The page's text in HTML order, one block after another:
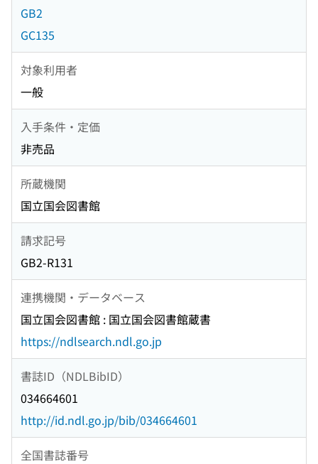
GB2
GC135
対象利用者
一般
入手条件・定価
非売品
所蔵機関
国立国会図書館
請求記号
GB2-R131
連携機関・データベース
国立国会図書館 : 国立国会図書館蔵書
https://ndlsearch.ndl.go.jp
書誌ID（NDLBibID）
034664601
http://id.ndl.go.jp/bib/034664601
全国書誌番号